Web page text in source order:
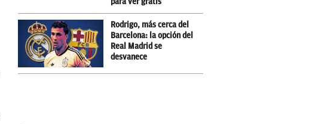
Rodrigo, más cerca del
Barcelona: la opción del
Real Madrid se
desvanece